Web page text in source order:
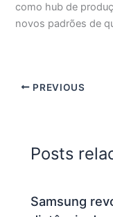
como hub de
novos padrões de
PREVIOUS
Posts
Samsung